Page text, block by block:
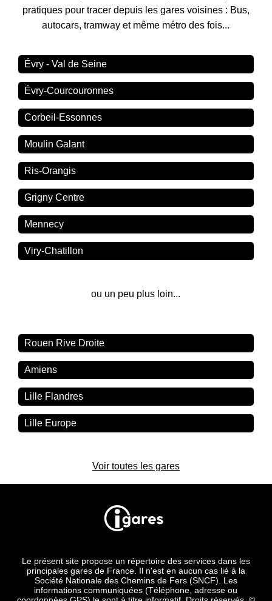
pratiques pour tracer depuis les gares voisines : Bus,
autocars, tramway et même métro des fois...
Évry - Val de Seine
Évry-Courcouronnes
Corbeil-Essonnes
Moulin Galant
Ris-Orangis
Grigny Centre
Mennecy
Viry-Chatillon
ou un peu plus loin...
Rouen Rive Droite
Amiens
Lille Flandres
Lille Europe
Voir toutes les gares
Le présent site propose un répertoire des services dans les
principales gares de France. Il n'est en aucun cas lié à la
Société Nationale des Chemins de Fers (SNCF). Les
informations communiquées (Téléphone, adresse ou